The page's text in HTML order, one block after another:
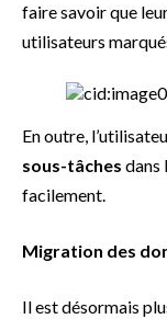
faire savoir que
utilisateurs
En outre,
sous-tâches dans
facilement.
Migration des
Il est désormais